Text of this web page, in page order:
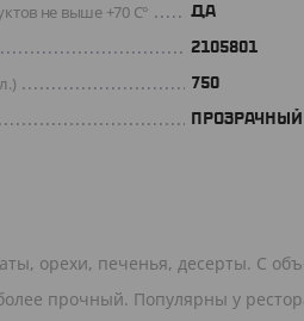
не выше +70 C° Да
2105801
750
ПРОЗРАЧНЫЙ
орехи, печенья, десерты. С
прочный. Популярны у